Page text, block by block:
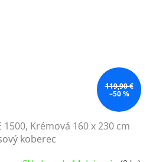
119,90 €
–50 %
1500, Krémová 160 x 230 cm
koberec